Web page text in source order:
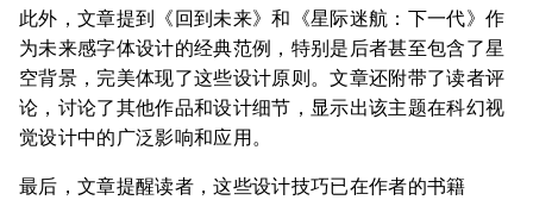
此外，文章提到《回到未来》和《星际迷航：下一代》作
为未来感字体设计的经典范例，特别是后者甚至包含了星
空背景，完美体现了这些设计原则。文章还附带了读者评
论，讨论了其他作品和设计细节，显示出该主题在科幻视
觉设计中的广泛影响和应用。
最后，文章提醒读者，这些设计技巧已在作者的书籍